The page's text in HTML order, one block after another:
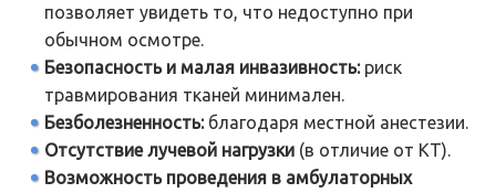
позволяет увидеть то, что недоступно при
обычном осмотре.
Безопасность и малая инвазивность:риск
травмирования тканей минимален.
Безболезненность:благодаря местной анестезии.
Отсутствие лучевой нагрузки (в отличие от КТ).
Возможность проведения в амбулаторных